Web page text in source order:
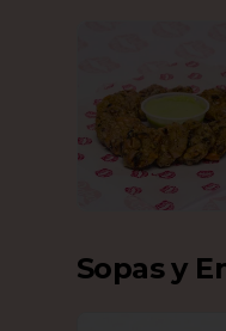
Sopas y